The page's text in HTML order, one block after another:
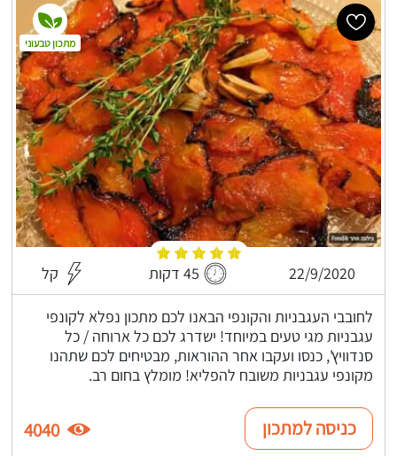
22/9/2020 45 דקות קל
לחובבי העגבניות והקונפי הבאנו לכם מתכון נפלא לקונפי
עגבניות מגי טעים במיוחד! ישדרג לכם כל ארוחה / כל
סנדוויץ', כנסו ועקבו אחר ההוראות, מבטיחים לכם שתהנו
מקונפי עגבניות משובח להפליא! מומלץ בחום רב.
מתכון טבעוני
כניסה למתכון 4040